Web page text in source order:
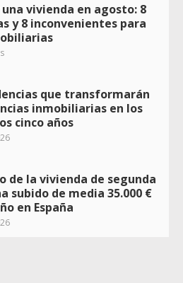
vivienda en agosto: 8
y 8 inconvenientes para
que transformarán
inmobiliarias en los
cinco años
de la vivienda de segunda
subido de media 35.000 €
en España